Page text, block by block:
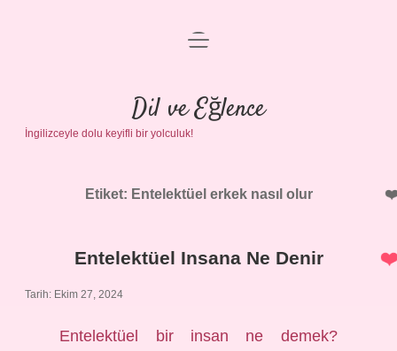
Anasayfa
Gizlilik Politikası
Yasal Uyarı
menüyü
Dil ve Eğlence
İngilizceyle dolu keyifli bir yolculuk!
Etiket: Entelektüel erkek nasıl olur
Entelektüel Insana Ne Denir
Tarih: Ekim 27, 2024
Entelektüel bir insan ne demek?